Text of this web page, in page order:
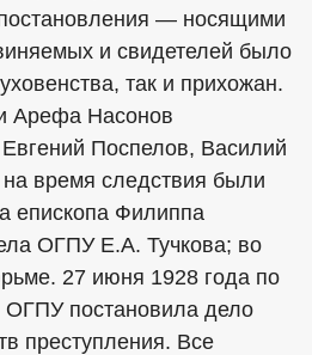
— носящими
и свидетелей было
так и прихожан.
Арефа Насонов
Поспелов, Василий
время следствия были
епископа Филиппа
ОГПУ Е.А. Тучкова; во
27 июня 1928 года по
ОГПУ постановила дело
преступления. Все